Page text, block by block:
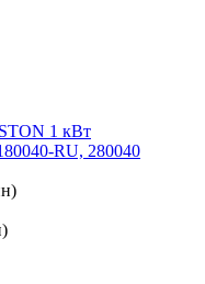
1 кВт
RU, 280040